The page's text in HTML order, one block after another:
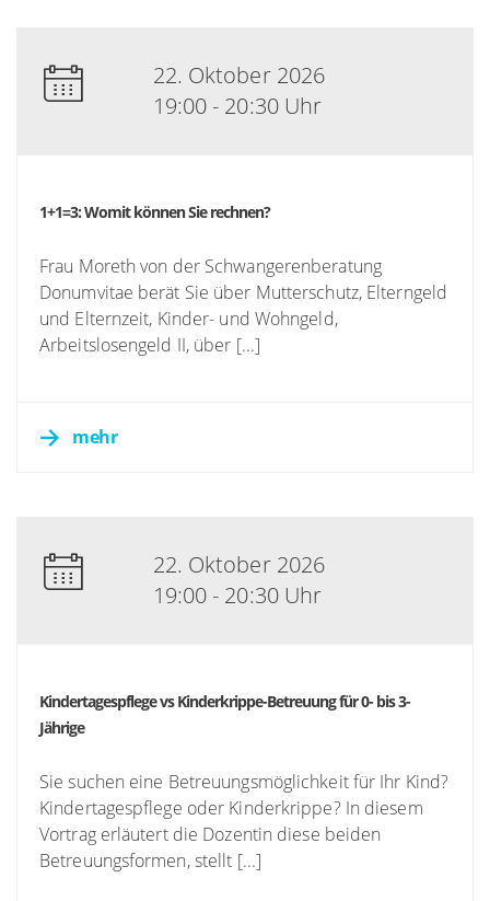
22. Oktober 2026
19:00 - 20:30 Uhr
1+1=3: Womit können Sie rechnen?
Frau Moreth von der Schwangerenberatung
Donumvitae berät Sie über Mutterschutz, Elterngeld
und Elternzeit, Kinder- und Wohngeld,
Arbeitslosengeld II, über [...]
mehr
22. Oktober 2026
19:00 - 20:30 Uhr
Kindertagespflege vs Kinderkrippe-Betreuung für 0- bis 3-
Jährige
Sie suchen eine Betreuungsmöglichkeit für Ihr Kind?
Kindertagespflege oder Kinderkrippe? In diesem
Vortrag erläutert die Dozentin diese beiden
Betreuungsformen, stellt [...]